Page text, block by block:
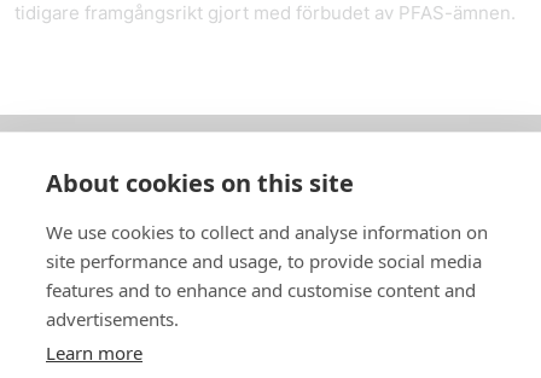
tidigare framgångsrikt gjort med förbudet av PFAS-ämnen.
In English
Standardavtal
Snabblänkar
About cookies on this site
We use cookies to collect and analyse information on
site performance and usage, to provide social media
features and to enhance and customise content and
advertisements.
Learn more